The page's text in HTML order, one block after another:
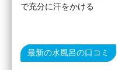
で充分に汗をかける
最新の水風呂の口コミ